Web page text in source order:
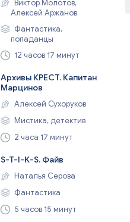
Виктор Молотов,
Алексей Аржанов
Фантастика,
попаданцы
12 часов 17 минут
Архивы КРЕСТ. Капитан
Марцинов
Алексей Сухоруков
Мистика, детектив
2 часа 17 минут
S-T-I-K-S. Файв
Наталья Серова
Фантастика
5 часов 15 минут